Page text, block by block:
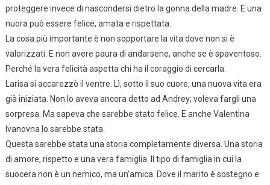
proteggere invece di nascondersi dietro la gonna della madre. E una
nuora può essere felice, amata e rispettata.
La cosa più importante è non sopportare la vita dove non si è
valorizzati. E non avere paura di andarsene, anche se è spaventoso.
Perché la vera felicità aspetta chi ha il coraggio di cercarla.
Larisa si accarezzò il ventre. Lì, sotto il suo cuore, una nuova vita era
già iniziata. Non lo aveva ancora detto ad Andrey; voleva fargli una
sorpresa. Ma sapeva che sarebbe stato felice. E anche Valentina
Ivanovna lo sarebbe stata.
Questa sarebbe stata una storia completamente diversa. Una storia
di amore, rispetto e una vera famiglia. Il tipo di famiglia in cui la
suocera non è un nemico, ma un’amica. Dove il marito è sostegno e